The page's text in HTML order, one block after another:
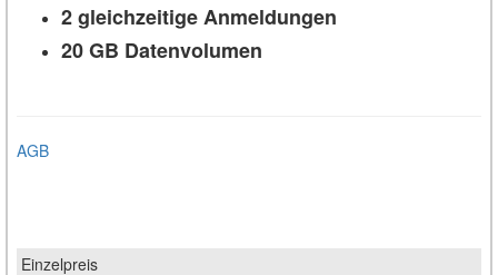
2 gleichzeitige Anmeldungen
20 GB Datenvolumen
AGB